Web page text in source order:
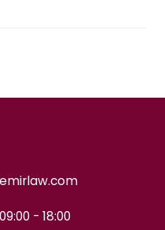
- 18:00